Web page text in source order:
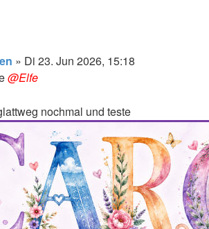
» Di 23. Jun 2026, 15:18
@Elfe
nochmal und teste